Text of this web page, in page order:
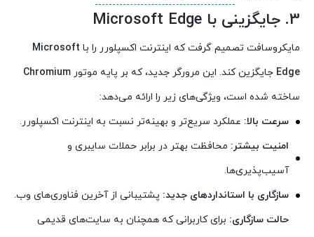
3. جایگزینی با Microsoft Edge
مایکروسافت تصمیم گرفت که اینترنت اکسپلورر را با Microsoft
Edge جایگزین کند. این مرورگر جدید، که بر پایه موتور Chromium
ساخته شده است، ویژگی‌های زیر را ارائه می‌دهد:
سرعت بالا: عملکرد سریع‌تر و بهینه‌تر نسبت به اینترنت اکسپلورر.
امنیت بیشتر: محافظت بهتر در برابر حملات سایبری و
آسیب‌پذیری‌ها.
سازگاری با استانداردهای جدید: پشتیبانی از آخرین فناوری‌های وب.
حالت سازگاری: برای کاربرانی که همچنان به سایت‌های قدیمی